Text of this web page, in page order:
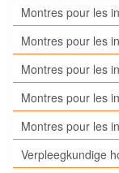
Montres pour les
Montres pour les
Montres pour les
Montres pour les
Montres pour les
Verpleegkundige